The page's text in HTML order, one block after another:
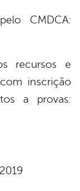
CMDCA:
recursos e
inscrição
a provas: